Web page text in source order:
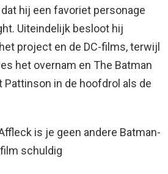
hij een favoriet personage
Uiteindelijk besloot hij
project en de DC-films, terwijl
het overnam en The Batman
Pattinson in de hoofdrol als de
Affleck is je geen andere Batman-
film schuldig